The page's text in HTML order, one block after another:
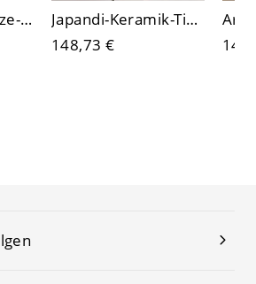
Übergangs-Bronze-Kronleuchter mit satinierten Glasschirmen und geschwungenen Armen
Japandi-Keramik-Tischlampe, strukturierter Steinzeugfuß mit Leinenschirm für sanftes, stimmungsvolles Licht
148,73 €